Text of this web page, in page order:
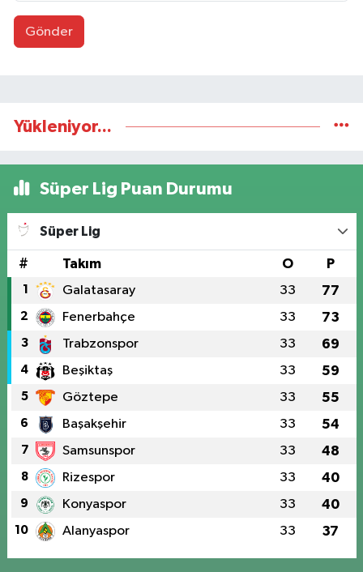
Gönder
Yükleniyor...
Süper Lig Puan Durumu
Süper Lig
# Takım O P
1 Galatasaray 33 77
2 Fenerbahçe 33 73
3 Trabzonspor 33 69
4 Beşiktaş 33 59
5 Göztepe 33 55
6 Başakşehir 33 54
7 Samsunspor 33 48
8 Rizespor 33 40
9 Konyaspor 33 40
10 Alanyaspor 33 37